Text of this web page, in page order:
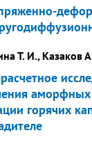
Т. И., Казаков
горячих